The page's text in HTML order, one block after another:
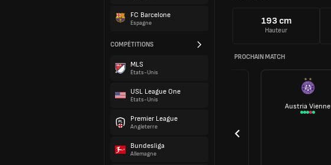
FC Barcelone
Espagne
COMPÉTITIONS
MLS
États-Unis
USL League One
États-Unis
Premier League
Angleterre
Bundesliga
Allemagne
193 cm
Hauteur
PROCHAIN MATCH
Austria Vienne